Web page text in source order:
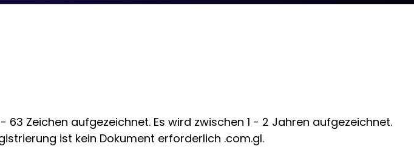
Zeichen aufgezeichnet. Es wird zwischen 1 - 2 Jahren aufgezeichnet.
ist kein Dokument erforderlich .com.gl.